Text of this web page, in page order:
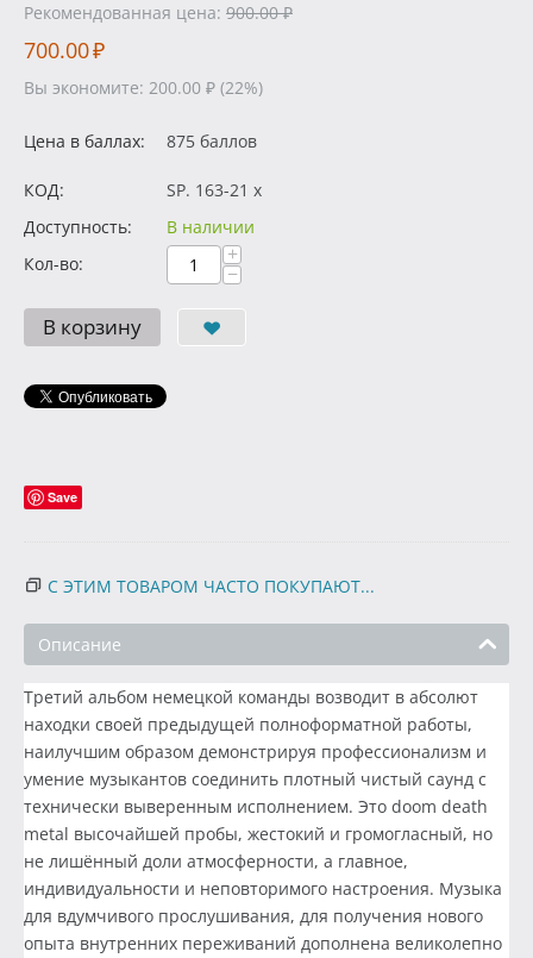
Рекомендованная цена: 900.00 ₽
700.00₽
Вы экономите: 200.00 ₽ (22%)
Цена в баллах: 875 баллов
КОД:
SP. 163-21 x
Доступность:
В наличии
Кол-во:
+
−
В корзину
Save
С ЭТИМ ТОВАРОМ ЧАСТО ПОКУПАЮТ...
Описание
Третий альбом немецкой команды возводит в абсолют
находки своей предыдущей полноформатной работы,
наилучшим образом демонстрируя профессионализм и
умение музыкантов соединить плотный чистый саунд с
технически выверенным исполнением. Это doom death
metal высочайшей пробы, жестокий и громогласный, но
не лишённый доли атмосферности, а главное,
индивидуальности и неповторимого настроения. Музыка
для вдумчивого прослушивания, для получения нового
опыта внутренних переживаний дополнена великолепно